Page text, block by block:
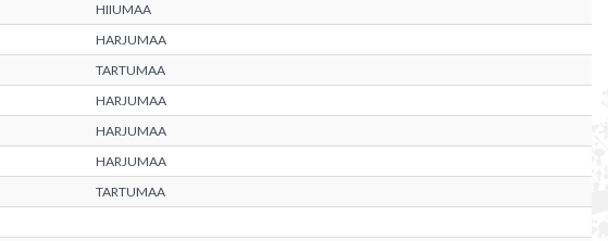
HIIUMAA
HARJUMAA
TARTUMAA
HARJUMAA
HARJUMAA
HARJUMAA
TARTUMAA